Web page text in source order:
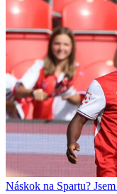
Náskok na Spartu?